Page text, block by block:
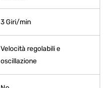
‎3 Giri/min
‎Velocità regolabili e
oscillazione